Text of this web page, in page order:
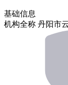
基础信息
机构全称 丹阳市